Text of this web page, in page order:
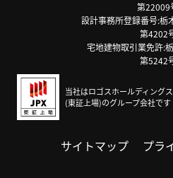
第22009
設計事務所登録番号:栃
第4202
宅地建物取引業免許:
第5242
当社はロゴスホールディングス
(東証上場)のグループ会社です
サイトマップ プラ